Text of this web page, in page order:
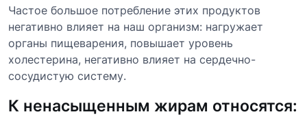
Частое большое потребление этих продуктов
негативно влияет на наш организм: нагружает
органы пищеварения, повышает уровень
холестерина, негативно влияет на сердечно-
сосудистую систему.
К ненасыщенным жирам относятся: